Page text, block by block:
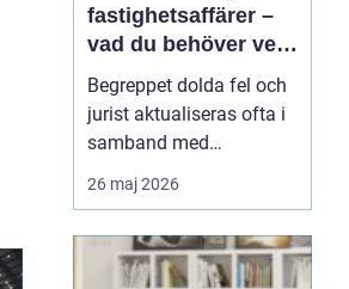
fastighetsaffärer –
vad du behöver veta
när fel upptäcks
Begreppet dolda fel och
jurist aktualiseras ofta i
samband med
fastighetsköp där
köparen efter tillträdet
inte var synliga vid
26 maj 2026